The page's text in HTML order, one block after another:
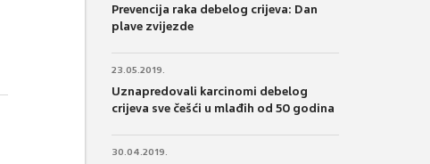
Prevencija raka debelog crijeva: Dan
plave zvijezde
23.05.2019.
Uznapredovali karcinomi debelog
crijeva sve češći u mlađih od 50 godina
30.04.2019.